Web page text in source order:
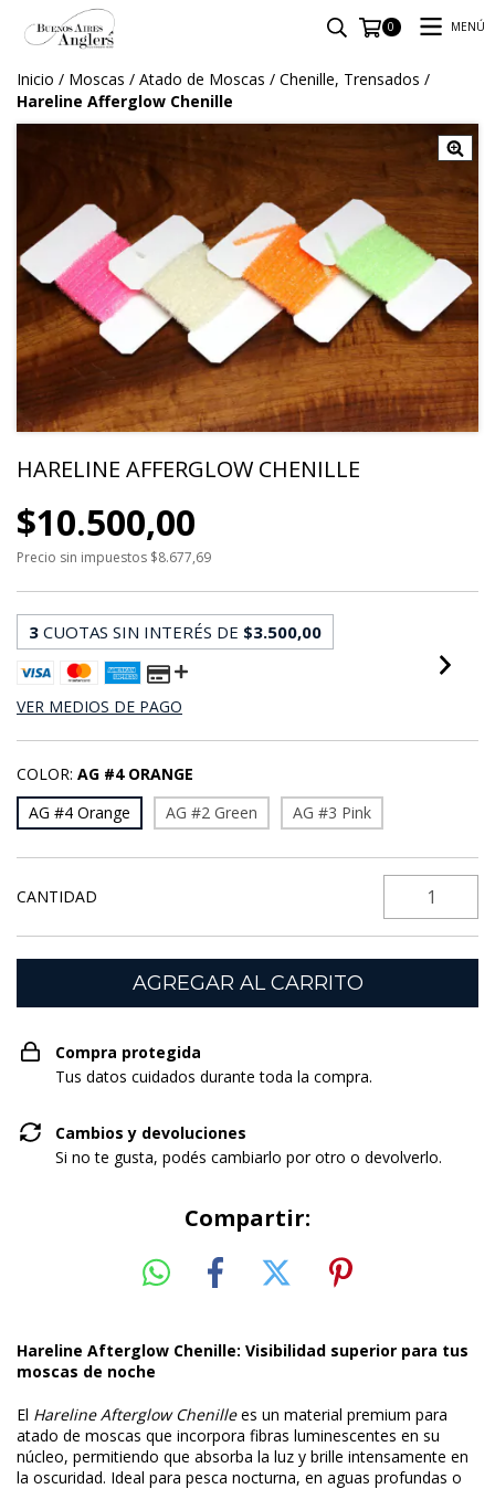
0 MENÚ
Inicio / Moscas / Atado de Moscas / Chenille, Trensados /
Hareline Afferglow Chenille
HARELINE AFFERGLOW CHENILLE
$10.500,00
Precio sin impuestos $8.677,69
3 CUOTAS SIN INTERÉS DE $3.500,00
VER MEDIOS DE PAGO
COLOR: AG #4 ORANGE
AG #4 Orange
AG #2 Green AG #3 Pink
CANTIDAD
Compra protegida
Tus datos cuidados durante toda la compra.
Cambios y devoluciones
Si no te gusta, podés cambiarlo por otro o devolverlo.
Compartir:
Hareline Afterglow Chenille: Visibilidad superior para tus
moscas de noche
El Hareline Afterglow Chenillees un material premium para
atado de moscas que incorpora fibras luminescentes en su
núcleo, permitiendo que absorba la luz y brille intensamente en
la oscuridad. Ideal para pesca nocturna, en aguas profundas o